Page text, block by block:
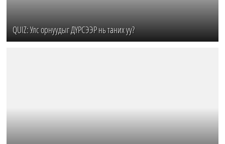
QUIZ: Улс орнуудыг ДҮРСЭЭР нь таних уу?